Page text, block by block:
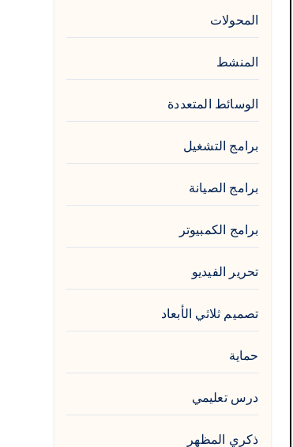
المحولات
المنشط
الوسائط المتعددة
برامج التشغيل
برامج الصيانة
برامج الكمبيوتر
تحرير الفيديو
تصميم ثلاثي الأبعاد
حماية
درس تعليمي
ذكري المظهر